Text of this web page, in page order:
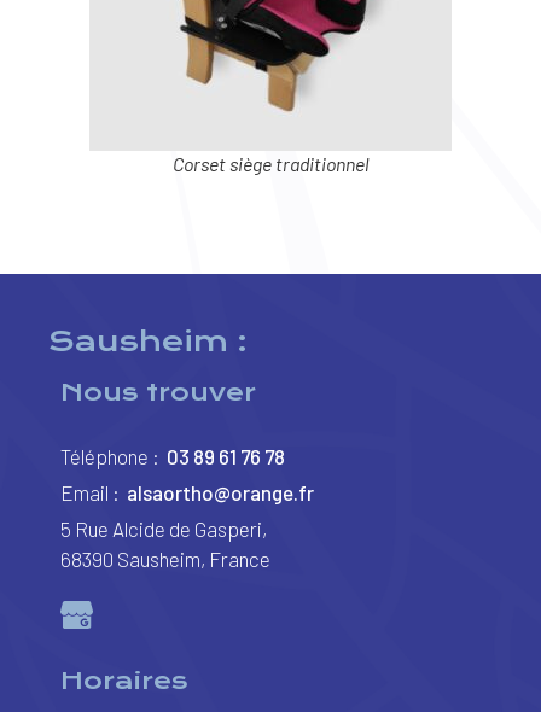
Corset siège traditionnel
Sausheim :
Nous trouver
Téléphone : 03 89 61 76 78
Email : alsaortho@orange.fr
5 Rue Alcide de Gasperi,
68390 Sausheim, France
Horaires